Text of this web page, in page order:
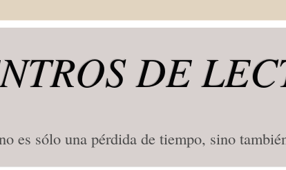
DE
es sólo una pérdida de tiempo, sino